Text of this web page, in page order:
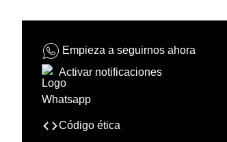
Empieza a seguirnos ahora
Activar notificaciones
Código ética